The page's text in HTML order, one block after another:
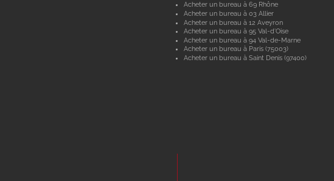
Acheter un bureau à 69 Rhône
Acheter un bureau à 03 Allier
Acheter un bureau à 12 Aveyron
Acheter un bureau à 95 Val-d'Oise
Acheter un bureau à 94 Val-de-Marne
Acheter un bureau à Paris (75003)
Acheter un bureau à Saint Denis (97400)